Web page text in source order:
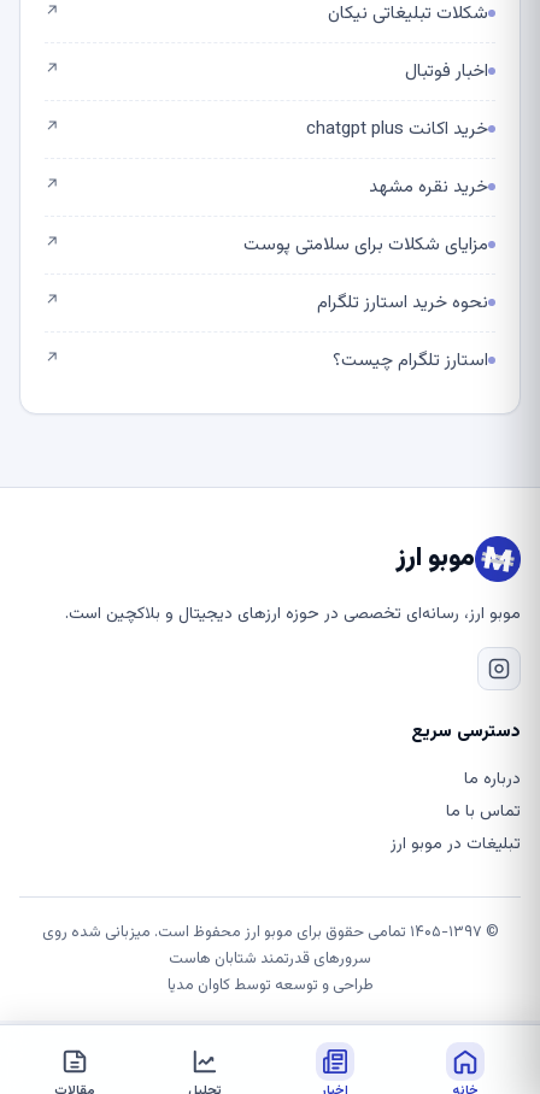
شکلات تبلیغاتی نیکان ↗
اخبار فوتبال ↗
خرید اکانت chatgpt plus ↗
خرید نقره مشهد ↗
مزایای شکلات برای سلامتی پوست ↗
نحوه خرید استارز تلگرام ↗
استارز تلگرام چیست؟ ↗
موبو ارز
موبو ارز، رسانه‌ای تخصصی در حوزه ارزهای دیجیتال و بلاکچین است.
دسترسی سریع
درباره ما
تماس با ما
تبلیغات در موبو ارز
© ۱۴۰۵-۱۳۹۷ تمامی حقوق برای موبو ارز محفوظ است. میزبانی شده روی
سرورهای قدرتمند شتابان هاست
طراحی و توسعه توسطکاوان مدیا